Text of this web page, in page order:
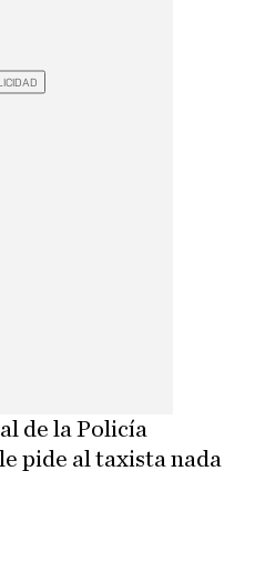
de la Policía
pide al taxista nada